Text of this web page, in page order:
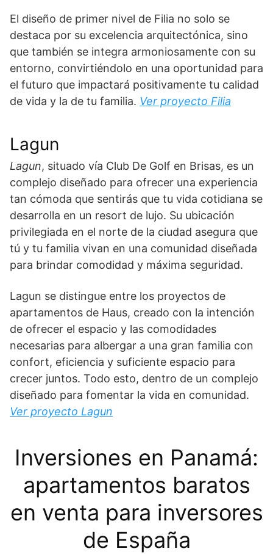
El diseño de primer nivel de Filia no solo se
destaca por su excelencia arquitectónica, sino
que también se integra armoniosamente con su
entorno, convirtiéndolo en una oportunidad para
el futuro que impactará positivamente tu calidad
de vida y la de tu familia. Ver proyecto Filia
Lagun
Lagun, situado vía Club De Golf en Brisas, es un
complejo diseñado para ofrecer una experiencia
tan cómoda que sentirás que tu vida cotidiana se
desarrolla en un resort de lujo. Su ubicación
privilegiada en el norte de la ciudad asegura que
tú y tu familia vivan en una comunidad diseñada
para brindar comodidad y máxima seguridad.
Lagun se distingue entre los proyectos de
apartamentos de Haus, creado con la intención
de ofrecer el espacio y las comodidades
necesarias para albergar a una gran familia con
confort, eficiencia y suficiente espacio para
crecer juntos. Todo esto, dentro de un complejo
diseñado para fomentar la vida en comunidad.
Ver proyecto Lagun
Inversiones en Panamá:
apartamentos baratos
en venta para inversores
de España